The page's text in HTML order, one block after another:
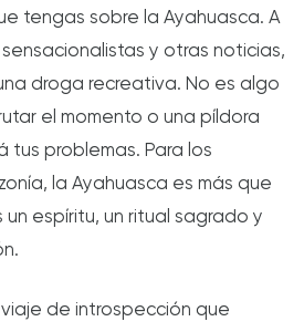
tengas sobre la Ayahuasca. A
y otras noticias,
droga recreativa. No es algo
el momento o una píldora
tus problemas. Para los
la Ayahuasca es más que
espíritu, un ritual sagrado y
de introspección que